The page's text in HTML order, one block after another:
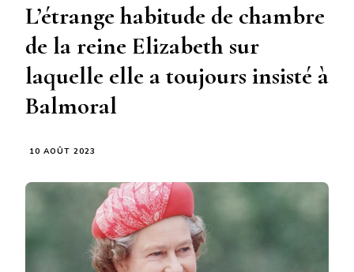
L’étrange habitude de chambre
de la reine Elizabeth sur
laquelle elle a toujours insisté à
Balmoral
10 AOÛT 2023